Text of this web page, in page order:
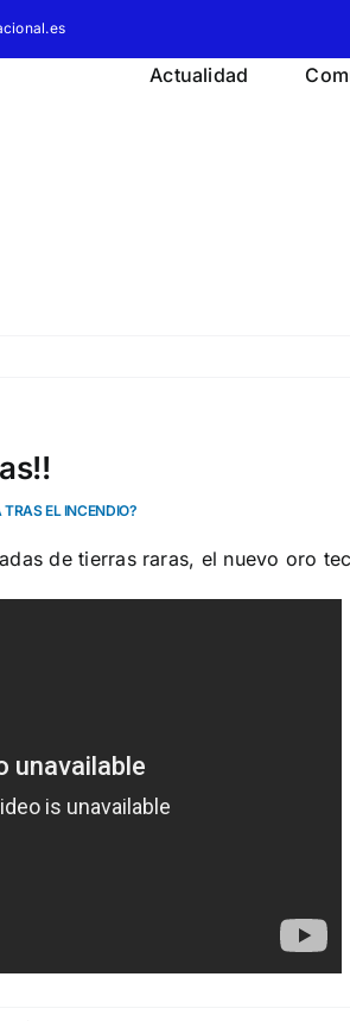
Actualidad
EL INCENDIO?
de tierras raras, el nuevo oro